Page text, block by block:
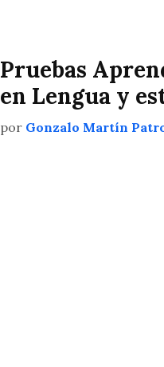
Pruebas
en Lengua y
por Gonzalo Martín